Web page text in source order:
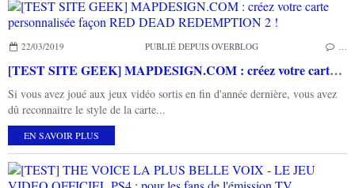
22/03/2019 PUBLIÉ DEPUIS OVERBLOG …
[TEST SITE GEEK] MAPDESIGN.COM : créez votre carte personnalisée façon RED DEAD REDEMPTION 2 !
Si vous avez joué aux jeux vidéo sortis en fin d'année dernière, vous avez
dû reconnaitre le style de la carte...
EN SAVOIR PLUS